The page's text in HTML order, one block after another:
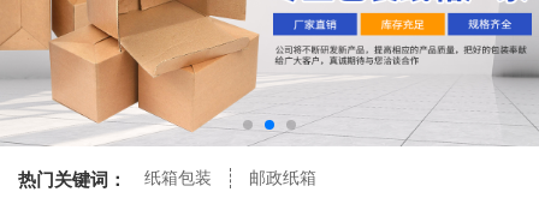
热门关键词： 纸箱包装 邮政纸箱